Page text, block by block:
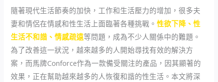
隨著現代生活節奏的加快，工作和生活壓力的增加，很多夫
妻和情侶在情感和性生活上面臨著各種挑戰。性欲下降、性
生活不和諧、情感疏遠等問題，成為不少人關係中的難題。
為了改善這一狀況，越來越多的人開始尋找有效的解決方
案，而馬牌Conforce作為一款備受關注的產品，因其顯著的
效果，正在幫助越來越多的人恢復和諧的性生活。本文將深